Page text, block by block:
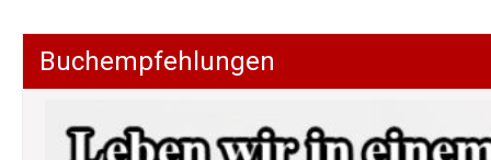
Buchempfehlungen